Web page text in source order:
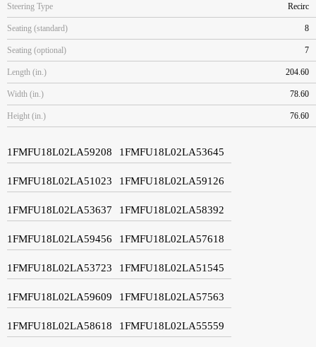
Steering Type Recirc
Seating (standard) 8
Seating (optional) 7
Length (in.) 204.60
Width (in.) 78.60
Height (in.) 76.60
1FMFU18L02LA59208 1FMFU18L02LA53645
1FMFU18L02LA51023 1FMFU18L02LA59126
1FMFU18L02LA53637 1FMFU18L02LA58392
1FMFU18L02LA59456 1FMFU18L02LA57618
1FMFU18L02LA53723 1FMFU18L02LA51545
1FMFU18L02LA59609 1FMFU18L02LA57563
1FMFU18L02LA58618 1FMFU18L02LA55559